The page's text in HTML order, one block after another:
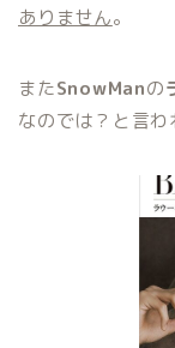
ありません。
またSnowManの
なのでは？と言